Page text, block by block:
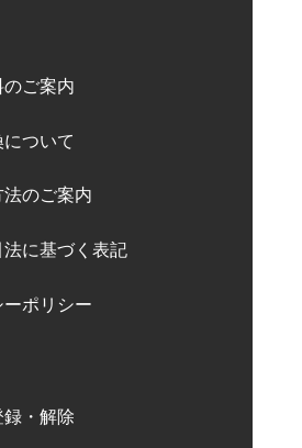
ご案内
ついて
のご案内
に基づく表記
ポリシー
録・解除